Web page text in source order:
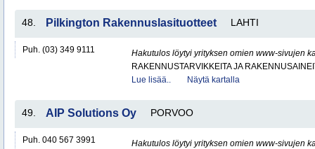
48. Pilkington Rakennuslasituotteet LAHTI
Puh. (03) 349 9111
Hakutulos löytyi yrityksen omien www-sivujen
RAKENNUSTARVIKKEITA JA
Lue lisää..
Näytä kartalla
49. AIP Solutions Oy PORVOO
Puh. 040 567 3991
Hakutulos löytyi yrityksen omien www-sivujen